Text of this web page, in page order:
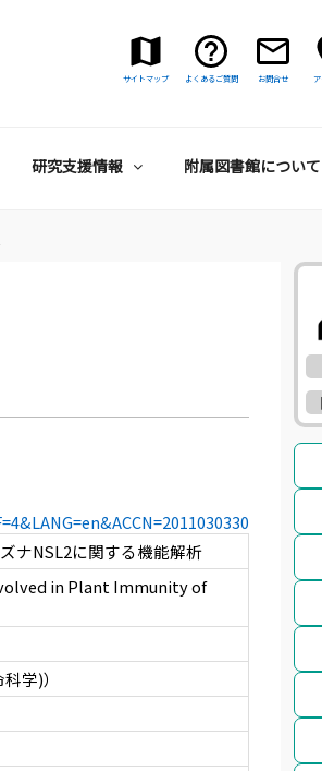
サイトマップ よくあるご質問 お問合せ
研究支援情報 附属図書館について
ナNSL2に関する機能解析
in Plant Immunity of
学)）